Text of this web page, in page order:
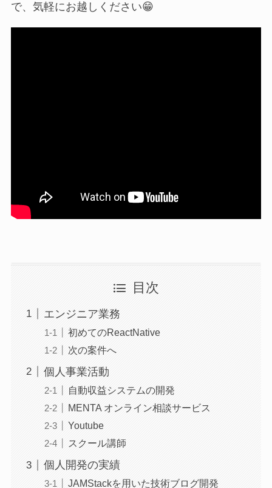
で、気軽にお越しください😁
目次
エンジニア業務
初めてのReactNative
次の案件へ
個人事業活動
自動収益システムの開発
MENTA オンライン相談サービス
Youtube
スクール講師
個人開発の実績
JAMStackを用いた技術ブログ開発